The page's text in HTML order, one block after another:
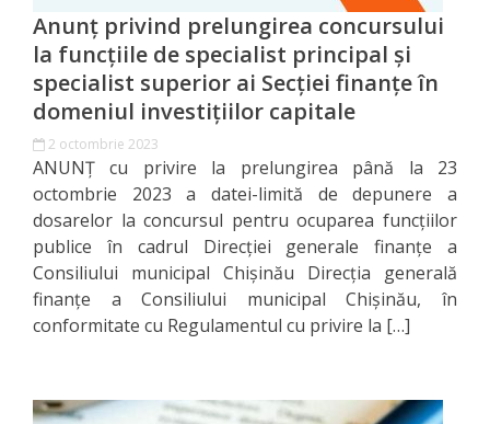
Planul
de
integritate
Rapoarte
de
integritate
Documente
relevante
Anunț privind prelungirea concursului
la funcțiile de specialist principal şi
specialist superior ai Secţiei finanţe în
domeniul investiţiilor capitale
2 octombrie 2023
ANUNȚ cu privire la prelungirea până la 23
octombrie 2023 a datei-limită de depunere a
dosarelor la concursul pentru ocuparea funcţiilor
publice în cadrul Direcţiei generale finanţe a
Consiliului municipal Chişinău Direcţia generală
finanţe a Consiliului municipal Chişinău, în
conformitate cu Regulamentul cu privire la […]